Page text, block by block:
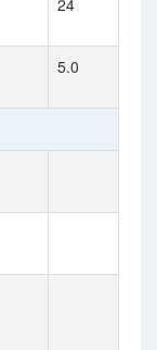
24
5.0